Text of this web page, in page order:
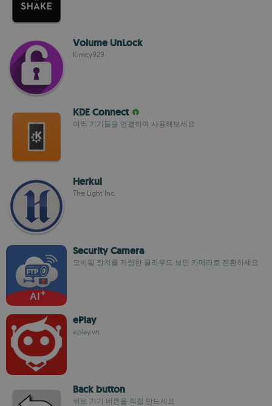
Volume UnLock
Kimcy929
KDE Connect
여러 기기들을 연결하여 사용해보세요
Herkul
The Light Inc.
Security Camera
모바일 장치를 저렴한 클라우드 보안 카메라로 전환하세요
ePlay
eplay.vn
Back button
뒤로 가기 버튼을 직접 만드세요